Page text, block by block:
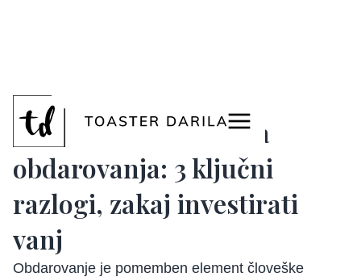
Prednosti poslovnega
obdarovanja: 3 ključni
razlogi, zakaj investirati
vanj
Obdarovanje je pomemben element človeške